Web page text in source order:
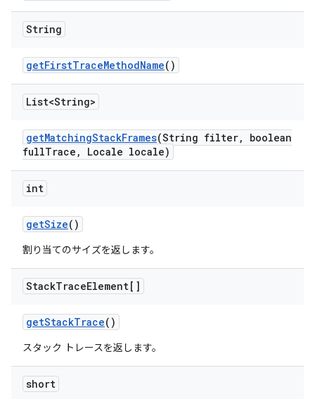
String
getFirstTraceMethodName()
List<String>
getMatchingStackFrames(String filter,
boolean
fullTrace , Locale locale)
int
getSize()
割り当てのサイズを返します。
StackTraceElement[]
getStackTrace()
スタック トレースを返します。
short